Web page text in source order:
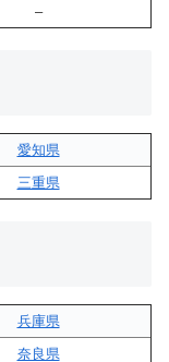
–
愛知県
三重県
兵庫県
奈良県